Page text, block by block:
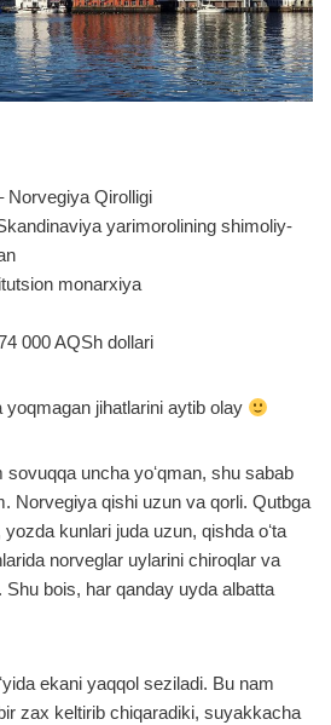
Norvegiya Qirolligi
yarimorolining shimoliy-
monarxiya
000 AQSh dollari
jihatlarini aytib olay
sovuqqa uncha yoʻqman, shu sabab
Norvegiya qishi uzun va qorli. Qutbga
kunlari juda uzun, qishda oʻta
norveglar uylarini chiroqlar va
bois, har qanday uyda albatta
ekani yaqqol seziladi. Bu nam
zax keltirib chiqaradiki, suyakkacha